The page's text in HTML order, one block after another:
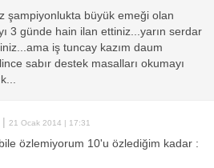
şampiyonlukta büyük emeği olan
3 günde hain ilan ettiniz...yarın serdar
iş tuncay kazım daum
sabır destek masalları okumayı
| 21 Ocak 2014 | 17:31
özlemiyorum 10'u özlediğim kadar :